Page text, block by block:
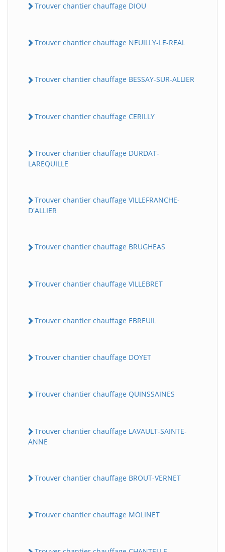
Trouver chantier chauffage DIOU
Trouver chantier chauffage NEUILLY-LE-REAL
Trouver chantier chauffage BESSAY-SUR-ALLIER
Trouver chantier chauffage CERILLY
Trouver chantier chauffage DURDAT-
LAREQUILLE
Trouver chantier chauffage VILLEFRANCHE-
D'ALLIER
Trouver chantier chauffage BRUGHEAS
Trouver chantier chauffage VILLEBRET
Trouver chantier chauffage EBREUIL
Trouver chantier chauffage DOYET
Trouver chantier chauffage QUINSSAINES
Trouver chantier chauffage LAVAULT-SAINTE-
ANNE
Trouver chantier chauffage BROUT-VERNET
Trouver chantier chauffage MOLINET